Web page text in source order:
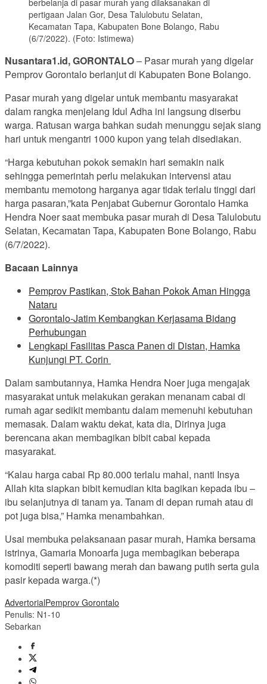
Nusantara1.id, GORONTALO– Pasar murah yang digelar
Pemprov Gorontalo berlanjut di Kabupaten Bone Bolango.
Pasar murah yang digelar untuk membantu masyarakat
dalam rangka menjelang Idul Adha ini langsung diserbu
warga. Ratusan warga bahkan sudah menunggu sejak siang
hari untuk mengantri 1000 kupon yang telah disediakan.
“Harga kebutuhan pokok semakin hari semakin naik
sehingga pemerintah perlu melakukan intervensi atau
membantu memotong harganya agar tidak terlalu tinggi dari
harga pasaran,”kata Penjabat Gubernur Gorontalo Hamka
Hendra Noer saat membuka pasar murah di Desa Talulobutu
Selatan, Kecamatan Tapa, Kabupaten Bone Bolango, Rabu
(6/7/2022).
Bacaan Lainnya
Pemprov Pastikan, Stok Bahan Pokok Aman Hingga
Nataru
Gorontalo-Jatim Kembangkan Kerjasama Bidang
Perhubungan
Lengkapi Fasilitas Pasca Panen di Distan, Hamka
Kunjungi PT. Corin
Dalam sambutannya, Hamka Hendra Noer juga mengajak
masyarakat untuk melakukan gerakan menanam cabai di
rumah agar sedikit membantu dalam memenuhi kebutuhan
memasak. Dalam waktu dekat, kata dia, Dirinya juga
berencana akan membagikan bibit cabai kepada
masyarakat.
“Kalau harga cabai Rp 80.000 terlalu mahal, nanti Insya
Allah kita siapkan bibit kemudian kita bagikan kepada ibu –
ibu selanjutnya di tanam ya. Tanam di depan rumah atau di
pot juga bisa,” Hamka menambahkan.
Usai membuka pelaksanaan pasar murah, Hamka bersama
istrinya, Gamaria Monoarfa juga membagikan beberapa
komoditi seperti bawang merah dan bawang putih serta gula
pasir kepada warga.(*)
AdvertorialPemprov Gorontalo
Penulis: N1-10
Sebarkan